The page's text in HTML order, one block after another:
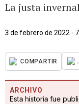
La justa
3 de febrero de 2022 -
COMPARTIR
ARCHIVO
Esta historia fue